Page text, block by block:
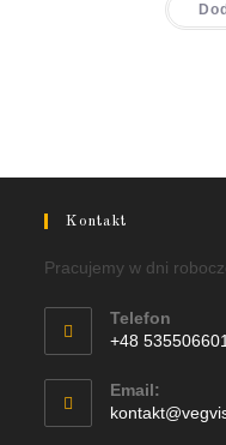
Kontakt
Pracujemy w dni
Telefon
+48 535506601
Email: